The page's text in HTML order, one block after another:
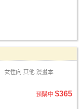
女性向 其他 漫畫本
預購中 $365